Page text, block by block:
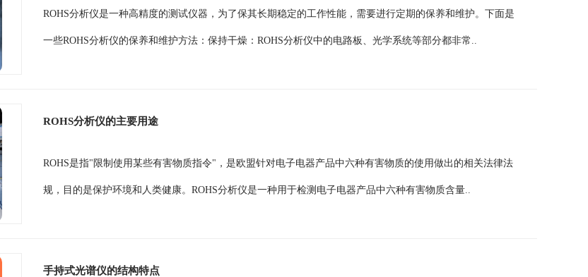
ROHS分析仪是一种高精度的测试仪器，为了保其长期稳定的工作性能，需要进行定期的保养和维护。下面是
一些ROHS分析仪的保养和维护方法：保持干燥：ROHS分析仪中的电路板、光学系统等部分都非常..
ROHS分析仪的主要用途
ROHS是指"限制使用某些有害物质指令"，是欧盟针对电子电器产品中六种有害物质的使用做出的相关法律法
规，目的是保护环境和人类健康。ROHS分析仪是一种用于检测电子电器产品中六种有害物质含量..
手持式光谱仪的结构特点